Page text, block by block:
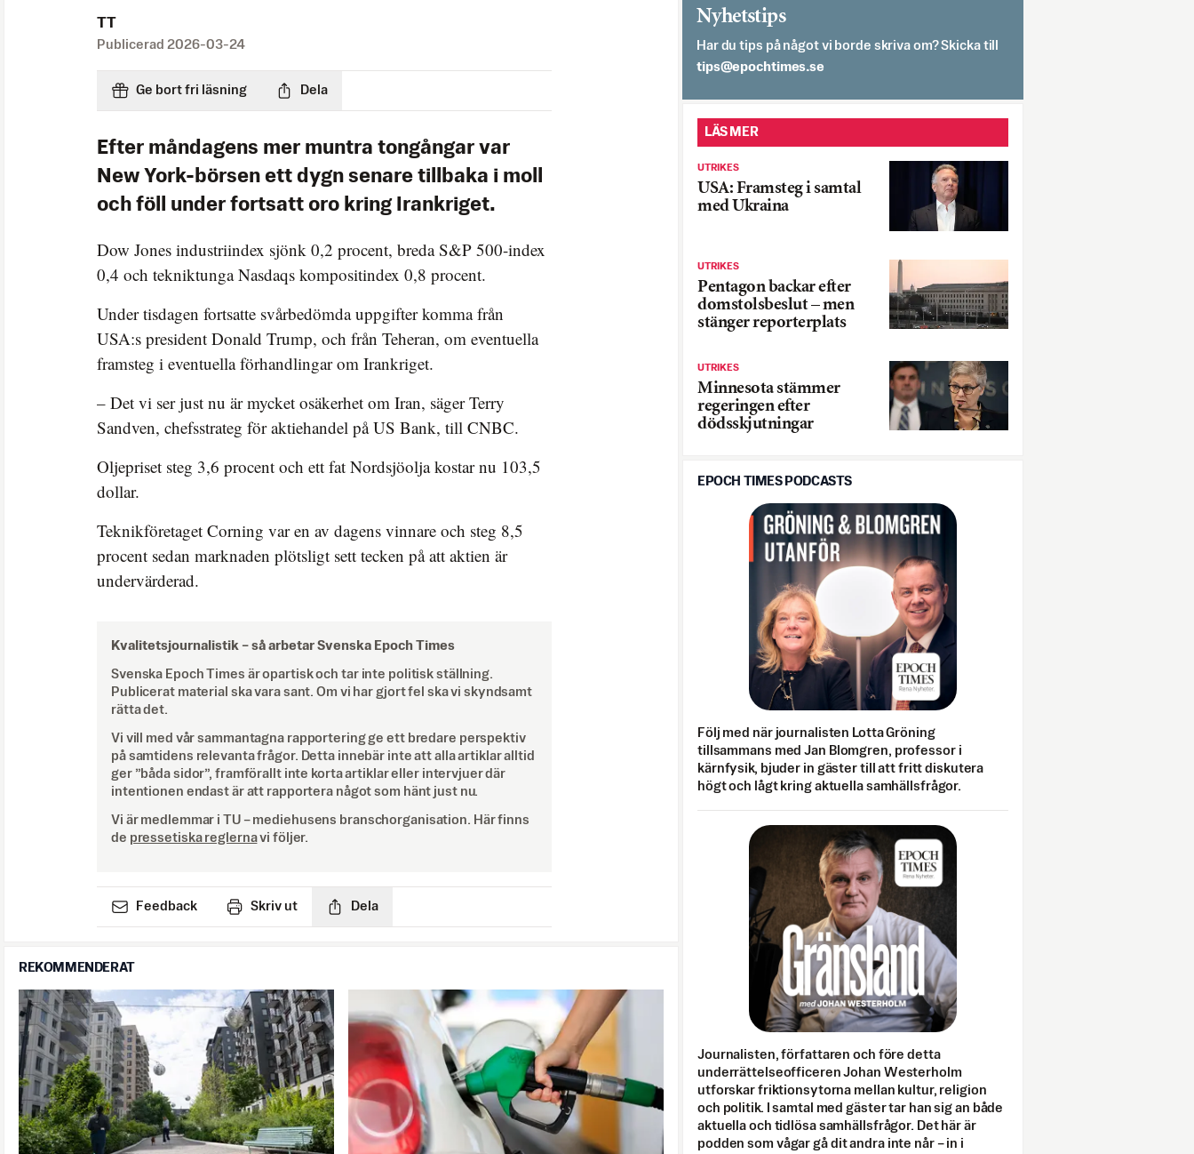
TT
Publicerad 2026-03-24
Ge bort fri läsning Dela
Efter måndagens mer muntra tongångar var
New York-börsen ett dygn senare tillbaka i moll
och föll under fortsatt oro kring Irankriget.
Dow Jones industriindex sjönk 0,2 procent, breda S&P 500-index
0,4 och tekniktunga Nasdaqs kompositindex 0,8 procent.
Under tisdagen fortsatte svårbedömda uppgifter komma från
USA:s president Donald Trump, och från Teheran, om eventuella
framsteg i eventuella förhandlingar om Irankriget.
– Det vi ser just nu är mycket osäkerhet om Iran, säger Terry
Sandven, chefsstrateg för aktiehandel på US Bank, till CNBC.
Oljepriset steg 3,6 procent och ett fat Nordsjöolja kostar nu 103,5
dollar.
Teknikföretaget Corning var en av dagens vinnare och steg 8,5
procent sedan marknaden plötsligt sett tecken på att aktien är
undervärderad.
Kvalitetsjournalistik – så arbetar Svenska Epoch Times
Svenska Epoch Times är opartisk och tar inte politisk ställning.
Publicerat material ska vara sant. Om vi har gjort fel ska vi skyndsamt
rätta det.
Vi vill med vår sammantagna rapportering ge ett bredare perspektiv
på samtidens relevanta frågor. Detta innebär inte att alla artiklar alltid
ger ”båda sidor”, framförallt inte korta artiklar eller intervjuer där
intentionen endast är att rapportera något som hänt just nu.
Vi är medlemmar i TU – mediehusens branschorganisation. Här finns
de pressetiska reglernavi följer.
Feedback Skriv ut Dela
REKOMMENDERAT
Nyhetstips
Har du tips på något vi borde skriva om? Skicka till
es.semithcope@spit
LÄS MER
UTRIKES
USA: Framsteg i samtal
med Ukraina
UTRIKES
Pentagon backar efter
domstolsbeslut – men
stänger reporterplats
UTRIKES
Minnesota stämmer
regeringen efter
dödsskjutningar
EPOCH TIMES PODCASTS
Följ med när journalisten Lotta Gröning
tillsammans med Jan Blomgren, professor i
kärnfysik, bjuder in gäster till att fritt diskutera
högt och lågt kring aktuella samhällsfrågor.
Journalisten, författaren och före detta
underrättelseofficeren Johan Westerholm
utforskar friktionsytorna mellan kultur, religion
och politik. I samtal med gäster tar han sig an både
aktuella och tidlösa samhällsfrågor. Det här är
podden som vågar gå dit andra inte når – in i